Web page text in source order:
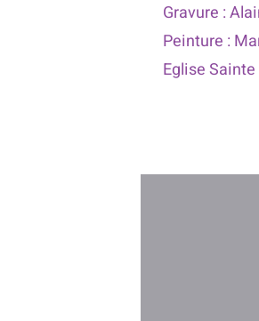
Gravure :
Peinture :
Eglise Sainte